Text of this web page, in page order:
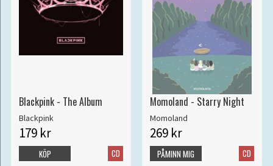
Blackpink - The Album
Blackpink
179 kr
CD
KÖP
Momoland - Starry Night
Momoland
269 kr
CD
PÅMINN MIG